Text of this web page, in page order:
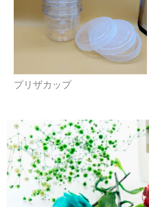
プリザカップ